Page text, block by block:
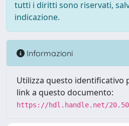
tutti i diritti sono riservati,
indicazione.
Informazioni
Utilizza questo identificativo
link a questo documento:
https://hdl.handle.net/